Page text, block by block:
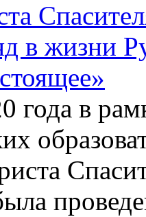
в жизни
года в